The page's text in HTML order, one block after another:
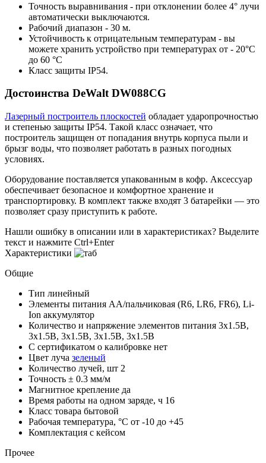
Точность выравнивания - при отклонении более 4° лучи
автоматически выключаются.
Рабочий диапазон - 30 м.
Устойчивость к отрицательным температурам - вы
можете хранить устройство при температурах от - 20°С
до 60 °С
Класс защиты IP54.
Достоинства DeWalt DW088CG
Лазерный построитель плоскостей обладает ударопрочностью
и степенью защиты IP54. Такой класс означает, что
построитель защищен от попадания внутрь корпуса пыли и
брызг воды, что позволяет работать в разных погодных
условиях.
Оборудование поставляется упакованным в кофр. Аксессуар
обеспечивает безопасное и комфортное хранение и
транспортировку. В комплект также входят 3 батарейки — это
позволяет сразу приступить к работе.
Нашли ошибку в описании или в характеристиках? Выделите
текст и нажмите Ctrl+Enter
Характеристики
Общие
Тип линейный
Элементы питания AA/пальчиковая (R6, LR6, FR6), Li-
Ion аккумулятор
Количество и напряжение элементов питания 3х1.5В,
3х1.5В, 3х1.5В, 3х1.5В, 3х1.5В
С сертификатом о калибровке нет
Цвет луча зеленый
Количество лучей, шт 2
Точность ± 0.3 мм/м
Магнитное крепление да
Время работы на одном заряде, ч 16
Класс товара бытовой
Рабочая температура, °С от -10 до +45
Комплектация с кейсом
Прочее